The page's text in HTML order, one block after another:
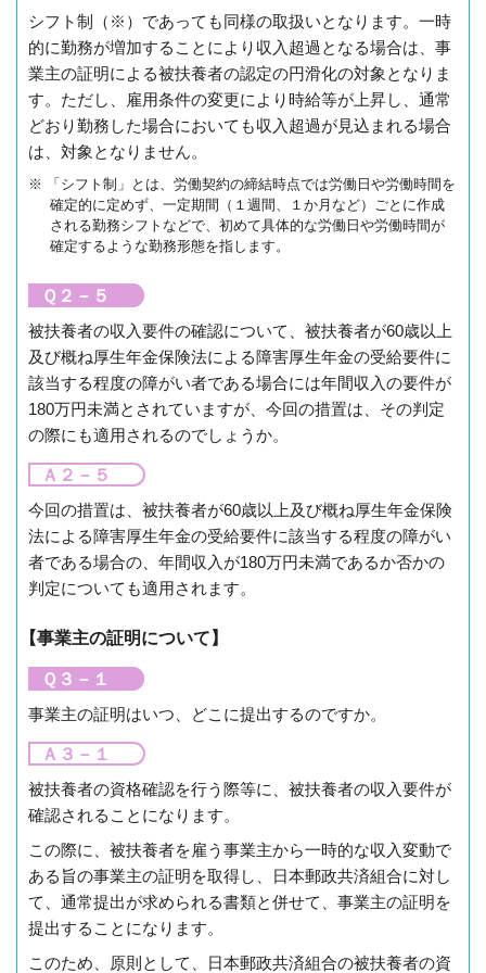
シフト制（※）であっても同様の取扱いとなります。一時
的に勤務が増加することにより収入超過となる場合は、事
業主の証明による被扶養者の認定の円滑化の対象となりま
す。ただし、雇用条件の変更により時給等が上昇し、通常
どおり勤務した場合においても収入超過が見込まれる場合
は、対象となりません。
※ 「シフト制」とは、労働契約の締結時点では労働日や労働時間を
確定的に定めず、一定期間（１週間、１か月など）ごとに作成
される勤務シフトなどで、初めて具体的な労働日や労働時間が
確定するような勤務形態を指します。
Ｑ２－５
被扶養者の収入要件の確認について、被扶養者が60歳以上
及び概ね厚生年金保険法による障害厚生年金の受給要件に
該当する程度の障がい者である場合には年間収入の要件が
180万円未満とされていますが、今回の措置は、その判定
の際にも適用されるのでしょうか。
Ａ２－５
今回の措置は、被扶養者が60歳以上及び概ね厚生年金保険
法による障害厚生年金の受給要件に該当する程度の障がい
者である場合の、年間収入が180万円未満であるか否かの
判定についても適用されます。
【事業主の証明について】
Ｑ３－１
事業主の証明はいつ、どこに提出するのですか。
Ａ３－１
被扶養者の資格確認を行う際等に、被扶養者の収入要件が
確認されることになります。
この際に、被扶養者を雇う事業主から一時的な収入変動で
ある旨の事業主の証明を取得し、日本郵政共済組合に対し
て、通常提出が求められる書類と併せて、事業主の証明を
提出することになります。
このため、原則として、日本郵政共済組合の被扶養者の資